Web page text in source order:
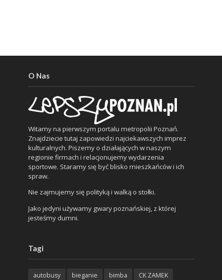
O Nas
Witamy na pierwszym portalu metropolii Poznań.
Znajdziecie tutaj zapowiedzi najciekawszych imprez
kulturalnych. Piszemy o działających w naszym
regionie firmach i relacjonujemy wydarzenia
sportowe. Staramy się być blisko mieszkańców i ich
spraw.
Nie zajmujemy się polityką i walką o stołki.
Jako jedyni używamy gwary poznańskiej, z której
jesteśmy dumni.
Tagi
autobusy bieganie bimba
CK ZAMEK